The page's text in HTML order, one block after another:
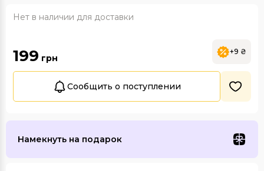
Нет в наличии для доставки
199 грн
+9 ₴
Сообщить о поступлении
Намекнуть на подарок